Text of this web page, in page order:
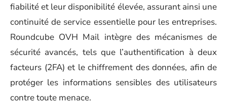
fiabilité et leur disponibilité élevée, assurant ainsi une
continuité de service essentielle pour les entreprises.
Roundcube OVH Mail intègre des mécanismes de
sécurité avancés, tels que l’authentification à deux
facteurs (2FA) et le chiffrement des données, afin de
protéger les informations sensibles des utilisateurs
contre toute menace.